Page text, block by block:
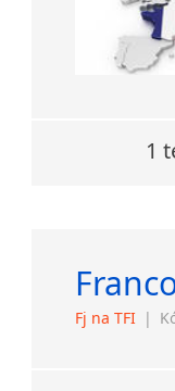
1
Fj na TFI |